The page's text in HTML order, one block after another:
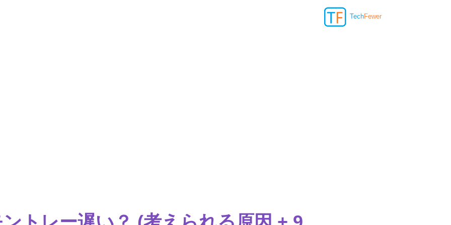
TechFewer